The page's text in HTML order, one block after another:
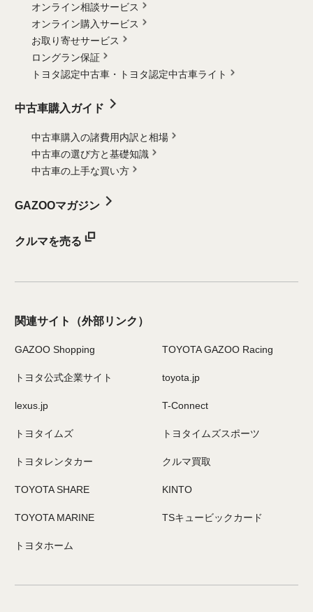
オンライン相談サービス
オンライン購入サービス
お取り寄せサービス
ロングラン保証
トヨタ認定中古車・
トヨタ認定中古車ライト
中古車購入ガイド
中古車購入の諸費用内訳と相場
中古車の選び方と基礎知識
中古車の上手な買い方
GAZOOマガジン
クルマを売る
関連サイト （外部リンク）
GAZOO Shopping TOYOTA GAZOO Racing
トヨタ公式企業サイト toyota.jp
lexus.jp T-Connect
トヨタイムズ トヨタイムズスポーツ
トヨタレンタカー クルマ買取
TOYOTA SHARE KINTO
TOYOTA MARINE TSキュービックカード
トヨタホーム